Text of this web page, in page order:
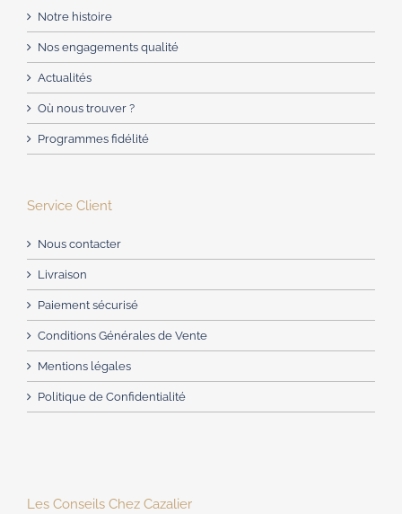
Notre histoire
Nos engagements qualité
Actualités
Où nous trouver ?
Programmes fidélité
Service Client
Nous contacter
Livraison
Paiement sécurisé
Conditions Générales de Vente
Mentions légales
Politique de Confidentialité
Les Conseils Chez Cazalier